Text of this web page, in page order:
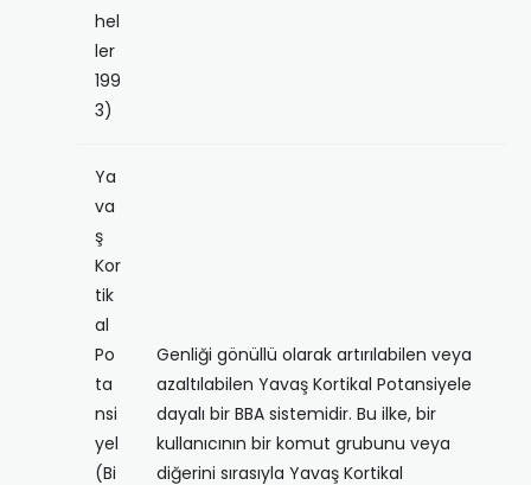
hel
ler
199
3)
Ya
va
ş
Kor
tik
al
Po
ta
nsi
yel
(Bi
Genliği gönüllü olarak artırılabilen veya
azaltılabilen Yavaş Kortikal Potansiyele
dayalı bir BBA sistemidir. Bu ilke, bir
kullanıcının bir komut grubunu veya
diğerini sırasıyla Yavaş Kortikal